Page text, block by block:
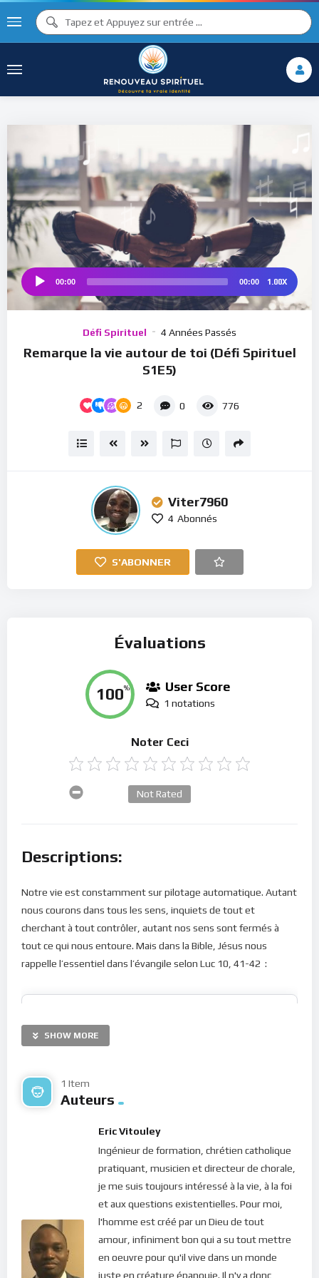
♫ ♩
♩
♯ ♬
♫
♮
Audio
00:00 00:00 1.00X
Défi Spirituel 4 Années Passés
Remarque la vie autour de toi (Défi Spirituel
S1E5)
2 0 776
Viter7960
4 Abonnés
S'ABONNER
Évaluations
100% User Score
1 notations
Noter Ceci
Not Rated
Descriptions:
Notre vie est constamment sur pilotage automatique. Autant
nous courons dans tous les sens, inquiets de tout et
cherchant à tout contrôler, autant nos sens sont fermés à
tout ce qui nous entoure. Mais dans la Bible, Jésus nous
rappelle l’essentiel dans l’évangile selon Luc 10, 41-42 :
t’inquiètes et tu t’agites pour beaucoup de
Le défi spirituel de cette semaine consiste donc à revenir
constamment en nous, et redévelopper notre sens du réel.
Faire de petites pauses et prendre le temps d’observer une
gravure, des enfants qui jouent, des petits animaux autour de
SHOW MORE
1 Item
Auteurs
Eric Vitouley
Ingénieur de formation, chrétien catholique
pratiquant, musicien et directeur de chorale,
je me suis toujours intéressé à la vie, à la foi
et aux questions existentielles. Pour moi,
l'homme est créé par un Dieu de tout
amour, infiniment bon qui a su tout mettre
en oeuvre pour qu'il vive dans un monde
juste en créature épanouie. Il n'y a donc